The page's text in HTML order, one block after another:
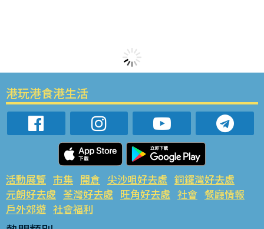
港玩港食港生活
活動展覽 市集 開倉 尖沙咀好去處 銅鑼灣好去處
元朗好去處 荃灣好去處 旺角好去處 社會 餐廳情報
戶外郊遊 社會福利